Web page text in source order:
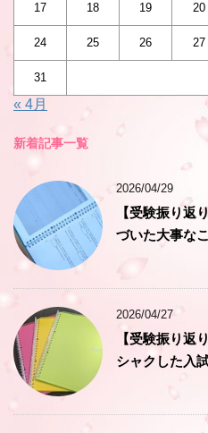
17 18 19 20
24 25 26 27
31
« 4月
新着記事一覧
2026/04/29
【受験振り
づいた大事な
2026/04/27
【受験振り
シャクした入